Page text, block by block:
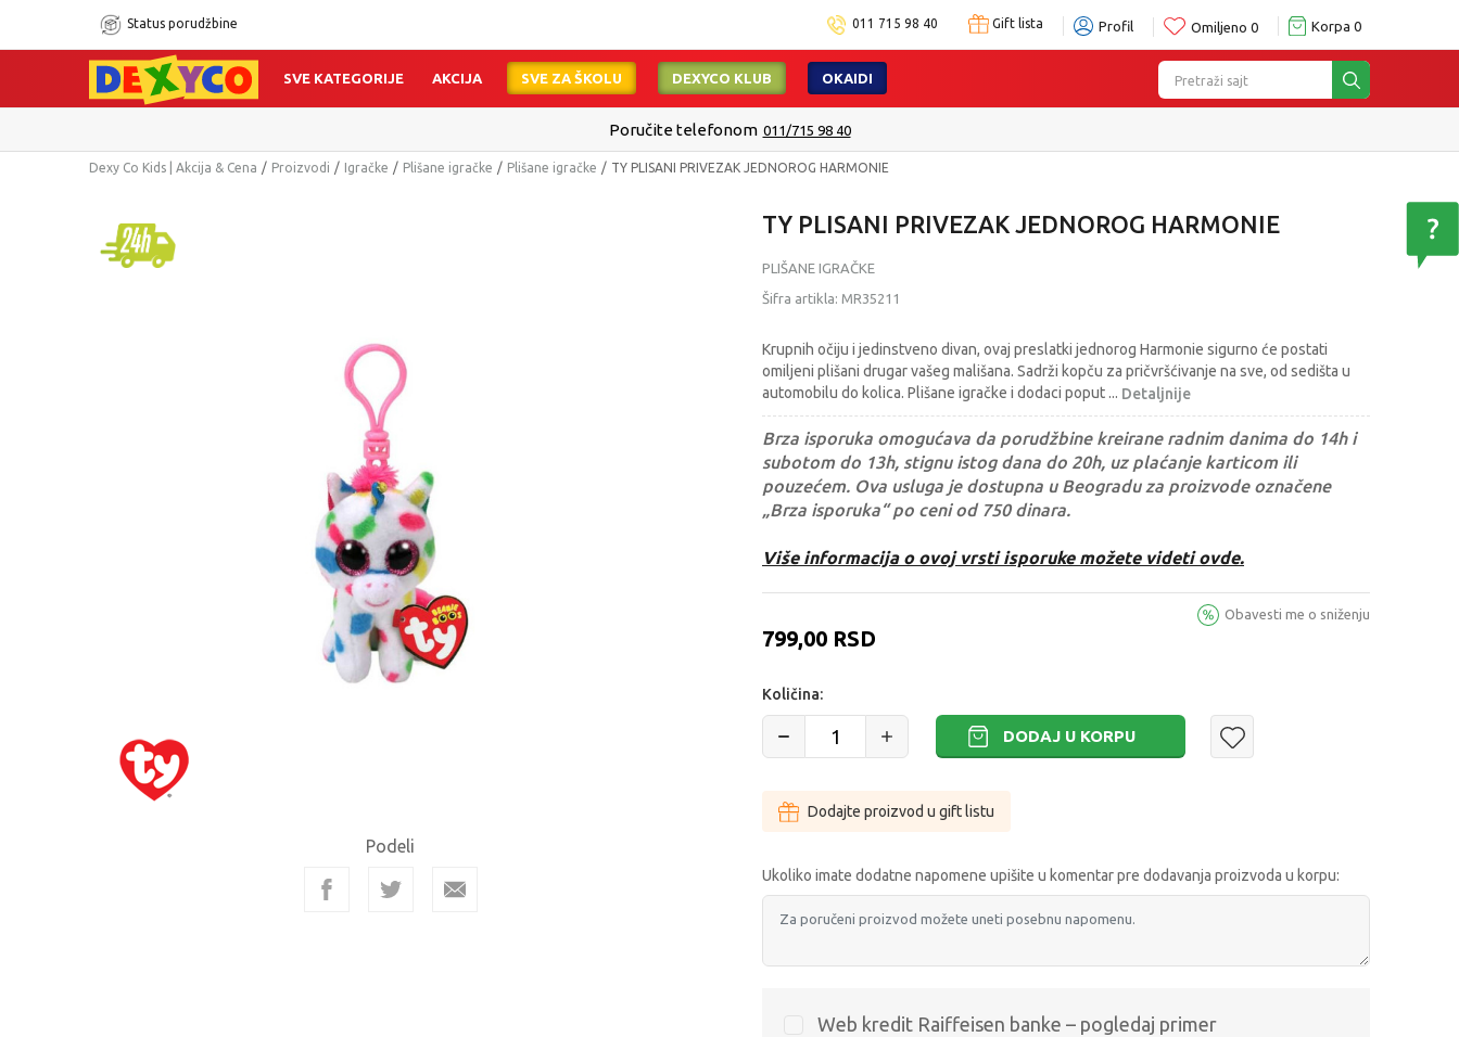
Status porudžbine 011 715 98 40 Gift lista Profil Omiljeno 0 Korpa 0
Pretraži sajt
SVE KATEGORIJE AKCIJA SVE ZA ŠKOLU DEXYCO KLUB OKAIDI
Poručite telefonom 011/715 98 40
Dexy Co Kids | Akcija & Cena Proizvodi Igračke Plišane igračke Plišane igračke TY PLISANI PRIVEZAK JEDNOROG HARMONIE
Podeli
TY PLISANI PRIVEZAK JEDNOROG HARMONIE
PLIŠANE IGRAČKE
Šifra artikla: MR35211
Krupnih očiju i jedinstveno divan, ovaj preslatki jednorog Harmonie sigurno će postati
omiljeni plišani drugar vašeg mališana. Sadrži kopču za pričvršćivanje na sve, od sedišta u
automobilu do kolica. Plišane igračke i dodaci poput ... Detaljnije
Brza isporuka omogućava da porudžbine kreirane radnim danima do 14h i
subotom do 13h, stignu istog dana do 20h, uz plaćanje karticom ili
pouzećem. Ova usluga je dostupna u Beogradu za proizvode označene
„Brza isporuka“ po ceni od 750 dinara.
Više informacija o ovoj vrsti isporuke možete videti ovde.
799,00 RSD
Obavesti me o sniženju
Količina:
DODAJ U KORPU
Dodajte proizvod u gift listu
Ukoliko imate dodatne napomene upišite u komentar pre dodavanja proizvoda u korpu:
Web kredit Raiffeisen banke – pogledaj primer